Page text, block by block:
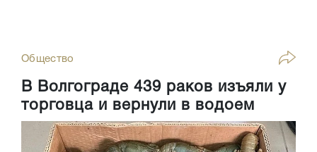
Общество
В Волгограде 439 раков изъяли у
торговца и вернули в водоем